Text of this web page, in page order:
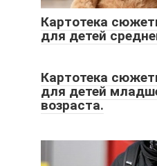
Картотека
для детей
Картотека
для детей
возраста.